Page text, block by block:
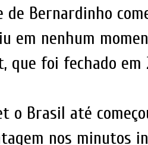
de Bernardinho
em nenhum
que foi fechado em
o Brasil até
nos minutos